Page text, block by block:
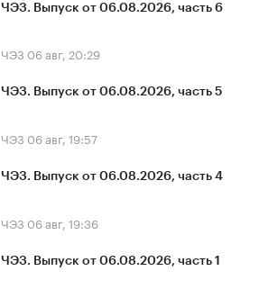
ЧЭЗ. Выпуск от 06.08.2026, часть 6
ЧЭЗ 06 авг, 20:29
ЧЭЗ. Выпуск от 06.08.2026, часть 5
ЧЭЗ 06 авг, 19:57
ЧЭЗ. Выпуск от 06.08.2026, часть 4
ЧЭЗ 06 авг, 19:36
ЧЭЗ. Выпуск от 06.08.2026, часть 1